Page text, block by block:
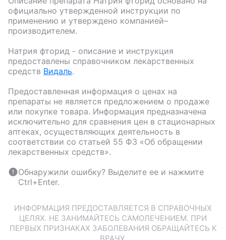
официально утвержденной инструкции по
применению и утверждено компанией–
производителем.
Натрия фторид - описание и инструкция
предоставлены справочником лекарственных
средств Видаль.
Предоставленная информация о ценах на
препараты не является предложением о продаже
или покупке товара. Информация предназначена
исключительно для сравнения цен в стационарных
аптеках, осуществляющих деятельность в
соответствии со статьей 55 ФЗ «Об обращении
лекарственных средств».
Обнаружили ошибку? Выделите ее и нажмите
Ctrl+Enter.
ИНФОРМАЦИЯ ПРЕДОСТАВЛЯЕТСЯ В СПРАВОЧНЫХ
ЦЕЛЯХ. НЕ ЗАНИМАЙТЕСЬ САМОЛЕЧЕНИЕМ. ПРИ
ПЕРВЫХ ПРИЗНАКАХ ЗАБОЛЕВАНИЯ ОБРАЩАЙТЕСЬ К